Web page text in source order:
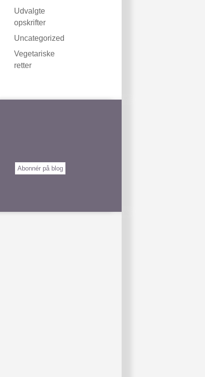
Udvalgte
opskrifter
Uncategorized
Vegetariske
retter
Abonnér på blog